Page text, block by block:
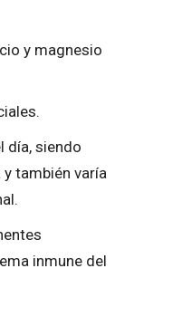
y magnesio
día, siendo
también varía
inmune del